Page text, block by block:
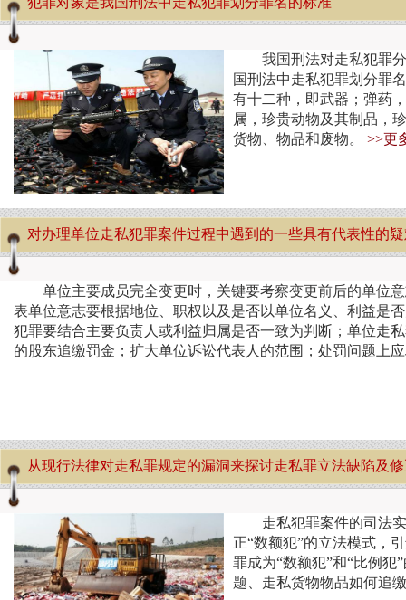
我国刑法对走私犯罪
国刑法中走私犯罪划分罪
有十二种，即武器；弹药
属，珍贵动物及其制品，
货物、物品和废物。 >>更
对办理单位走私犯罪案件过程中遇到的一些具有代表性的
单位主要成员完全变更时，关键要考察变更前后的单位
表单位意志要根据地位、职权以及是否以单位名义、利益是
犯罪要结合主要负责人或利益归属是否一致为判断；单位走
的股东追缴罚金；扩大单位诉讼代表人的范围；处罚问题上
从现行法律对走私罪规定的漏洞来探讨走私罪立法缺陷及
走私犯罪案件的司法
正“数额犯”的立法模式，
罪成为“数额犯”和“比例
题、走私货物物品如何追